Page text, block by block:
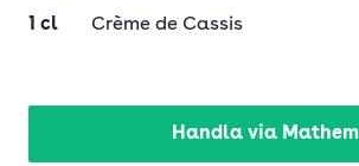
1 cl Crème de Cassis
Handla via Mathem